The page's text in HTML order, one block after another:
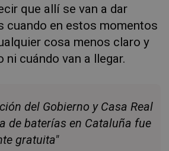
que allí se van a dar
cuando en estos momentos
cosa menos claro y
ni cuándo van a llegar.
del Gobierno y Casa Real
de baterías en Cataluña fue
gratuita"